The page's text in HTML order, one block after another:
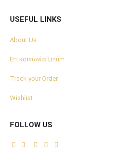
USEFUL LINKS
About Us
Επικοινωνία Linum
Track your Order
Wishlist
FOLLOW US